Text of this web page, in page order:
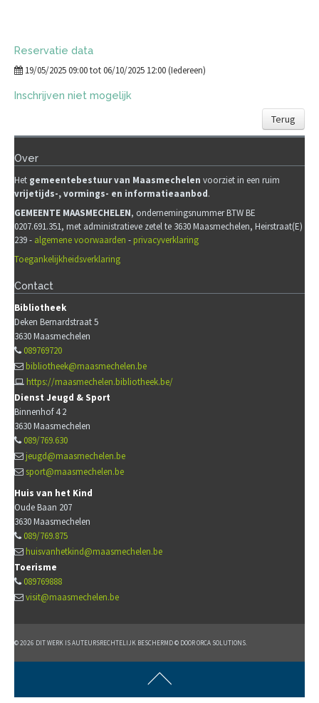
Reservatie data
19/05/2025 09:00 tot 06/10/2025 12:00 (Iedereen)
Inschrijven niet mogelijk
Terug
Over
Het gemeentebestuur van Maasmechelen voorziet in een ruim
vrijetijds-, vormings- en informatieaanbod.
GEMEENTE MAASMECHELEN, ondernemingsnummer BTW BE
0207.691.351, met administratieve zetel te 3630 Maasmechelen, Heirstraat(E)
239 - algemene voorwaarden - privacyverklaring
Toegankelijkheidsverklaring
Contact
Bibliotheek
Deken Bernardstraat 5
3630Maasmechelen
089769720
bibliotheek@maasmechelen.be
https://maasmechelen.bibliotheek.be/
Dienst Jeugd & Sport
Binnenhof 4 2
3630Maasmechelen
089/769.630
jeugd@maasmechelen.be
sport@maasmechelen.be
Huis van het Kind
Oude Baan 207
3630Maasmechelen
089/769.875
huisvanhetkind@maasmechelen.be
Toerisme
089769888
visit@maasmechelen.be
© 2026 DIT WERK IS AUTEURSRECHTELIJK BESCHERMD © DOOR ORCA SOLUTIONS.